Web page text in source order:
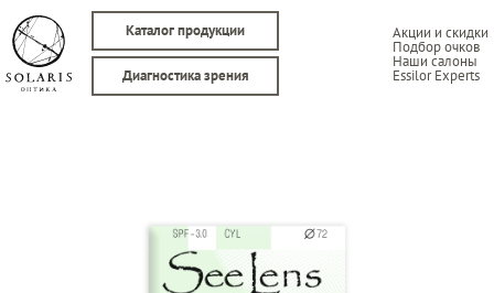
Каталог продукции Акции и скидки
Подбор очков
Наши салоны
Essilor Experts
Диагностика зрения